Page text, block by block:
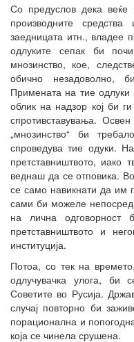
Со предуслов дека веќе
производните
заедницата итн., владее
одлуките сепак би
мнозинство, кое,
обично незадоволно,
Примената на тие
облик на надзор кој би
спротивставувања.
„мнозинство“ би
спроведува тие одуки.
претставништвото, иако
веднаш да се отповика.
се само навикнати да им
сами би можеле
на лична одговорност
претставништвото и
институција.
Потоа, со тек на
одлучувачка улога,
Советите во Русија.
случај повторно би
порационална и
која се чинела срушена.